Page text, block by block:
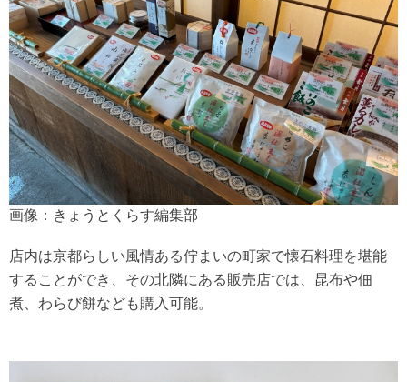
画像：きょうとくらす編集部
店内は京都らしい風情ある佇まいの町家で懐石料理を堪能
することができ、その北隣にある販売店では、昆布や佃
煮、わらび餅なども購入可能。